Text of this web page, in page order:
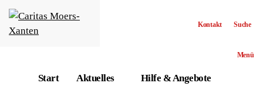
Menü
Start Aktuelles Hilfe & Angebote
Kontakt Suche